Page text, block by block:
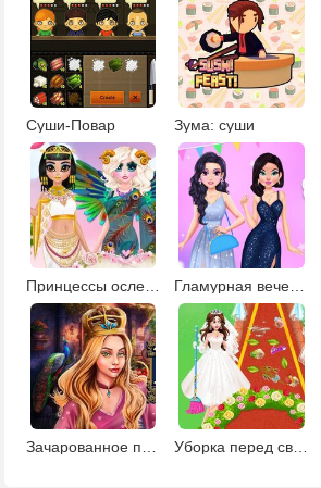
Суши-Повар Зума: суши
Принцессы ослепительные богини Гламурная вечеринка
Уборка перед свадьбой